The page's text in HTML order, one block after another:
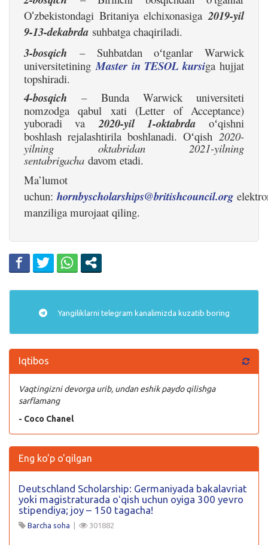
Oʻzbekistondagi Britaniya elchixonasiga 2019-yil
9-13-dekabrda suhbatga chaqiriladi.
3-bosqich – Suhbatdan oʻtganlar Warwick
universitetining Master in TESOL kursiga hujjat
topshiradi.
4-bosqich
– Bunda Warwick universiteti
nomzodga qabul xati (Letter of Acceptance)
yuboradi va 2020-yil 1-oktabrdaoʻqishni
boshlash rejalashtirila boshlanadi. Oʻqish 2020-
yilning oktabridan 2021-yilning
sentabrigacha davom etadi.
Ma’lumot
uchun: hornbyscholarships@britishcouncil.org
manziliga murojaat qiling.
Yangiliklarni telegram kanalimizda kuzatib boring
Iqtibos
Vaqtingizni devorga urib, undan eshik paydo qilishga
sarflamang
- Coco Chanel
Eng ko'p o'qilgan
Deutschland Scholarship: Germaniyada bakalavriat
yoki magistraturada oʻqish uchun oyiga 300 yevro
stipendiya; joy – 150 tagacha!
Barcha soha | 301882